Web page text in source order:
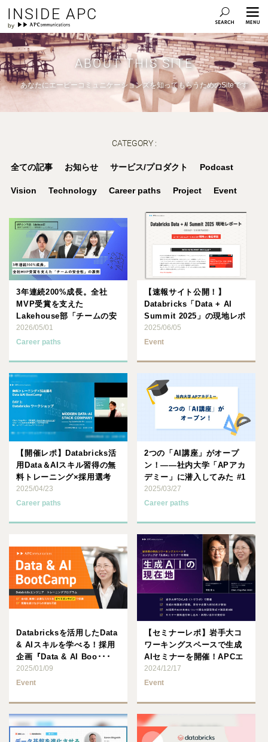
INSIDE APC
ABOUT THIS SITE
あなたにエーピーコミュニケーションズを知ってもらうためのSiteです
CATEGORY :
全ての記事 お知らせ サービス/プロダクト Podcast
Vision Technology Career paths Project Event
3年連続200%成長。全社
MVP受賞を支えた
Lakehouse部「チームの安
全性」の裏側
2026/05/01
Career paths
【速報サイト公開！】
Databricks「Data + AI
Summit 2025」の現地レポ
ート･･･
2025/06/05
Event
【開催レポ】Databricks活
用Data＆AIスキル習得の無
料トレーニング×採用選考
「Data ･･･
2025/04/23
Career paths
2つの「AI講座」がオープ
ン！――社内大学「APアカ
デミー」に潜入してみた #1
2025/03/27
Career paths
Databricksを活用したData
& AIスキルを学べる！採用
企画『Data & AI Boo･･･
2025/01/09
Event
【セミナーレポ】岩手大コ
ワーキングスペースで生成
AIセミナーを開催！APCエ
ンジニアが生成AI有識者･･･
2024/12/17
Event